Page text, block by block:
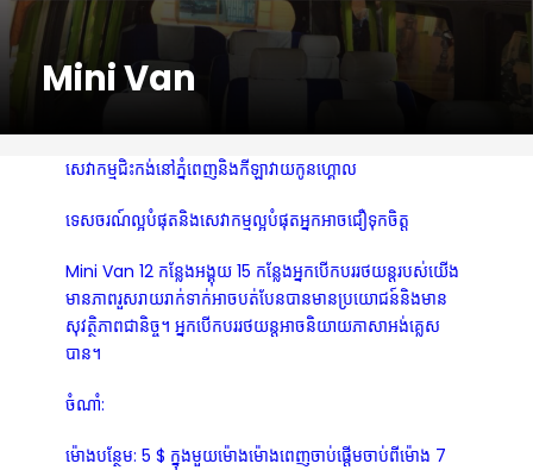
Mini Van
សេវាកម្មជិះកង់នៅភ្នំពេញនិងកីឡាវាយកូនហ្គោល
ទេសចរណ៍ល្អបំផុតនិងសេវាកម្មល្អបំផុតអ្នកអាចជឿទុកចិត្ត
Mini Van 12 កន្លែងអង្គុយ 15 កន្លែងអ្នកបើកបររថយន្តរបស់យើង
មានភាពរួសរាយរាក់ទាក់អាចបត់បែនបានមានប្រយោជន៍និងមាន
សុវត្ថិភាពជានិច្ច។ អ្នកបើកបររថយន្តអាចនិយាយភាសាអង់គ្លេស
បាន។
ចំណាំ:
ម៉ោងបន្ថែម: 5 $ ក្នុងមួយម៉ោងម៉ោងពេញចាប់ផ្តើមចាប់ពីម៉ោង 7